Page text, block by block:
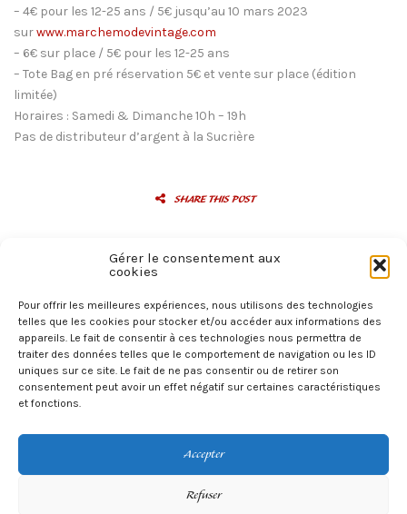
Gérer le consentement aux
cookies
Pour offrir les meilleures expériences, nous utilisons des technologies
telles que les cookies pour stocker et/ou accéder aux informations des
appareils. Le fait de consentir à ces technologies nous permettra de
traiter des données telles que le comportement de navigation ou les ID
uniques sur ce site. Le fait de ne pas consentir ou de retirer son
consentement peut avoir un effet négatif sur certaines caractéristiques
et fonctions.
Accepter
Refuser
– 4€ pour les 12-25 ans / 5€ jusqu’au 10 mars 2023
surwww.marchemodevintage.com
– 6€ sur place / 5€ pour les 12-25 ans
– Tote Bag en pré réservation 5€ et vente sur place (édition
limitée)
Horaires : Samedi & Dimanche 10h – 19h
Pas de distributeur d’argent à la Sucrière
SHARE THIS POST
This entry was posted bybettyinEvènements
Previous Reading
← RDV sur notre site vitrine